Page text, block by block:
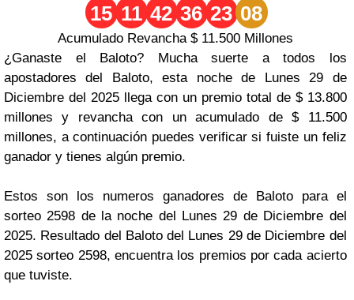
15 11 42 36 23 08
Acumulado Revancha $ 11.500 Millones
¿Ganaste el Baloto? Mucha suerte a todos los
apostadores del Baloto, esta noche de Lunes 29 de
Diciembre del 2025 llega con un premio total de $ 13.800
millones y revancha con un acumulado de $ 11.500
millones, a continuación puedes verificar si fuiste un feliz
ganador y tienes algún premio.
Estos son los numeros ganadores de Baloto para el
sorteo 2598 de la noche del Lunes 29 de Diciembre del
2025. Resultado del Baloto del Lunes 29 de Diciembre del
2025 sorteo 2598, encuentra los premios por cada acierto
que tuviste.